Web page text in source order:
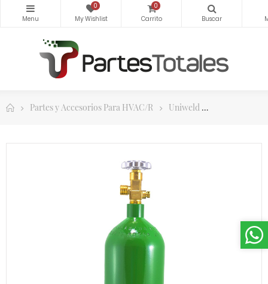
0 0
Partes y Accesorios Para HVAC/R Uniweld